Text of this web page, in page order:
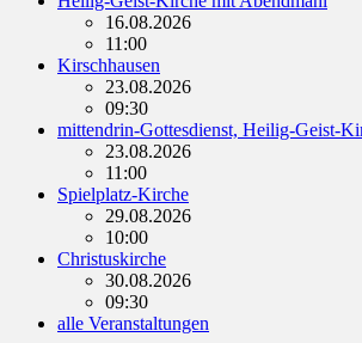
16.08.2026
11:00
Kirschhausen
23.08.2026
09:30
mittendrin-Gottesdienst, Heilig-Geist-
23.08.2026
11:00
Spielplatz-Kirche
29.08.2026
10:00
Christuskirche
30.08.2026
09:30
alle Veranstaltungen